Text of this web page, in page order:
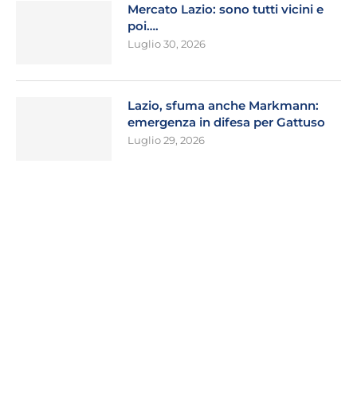
Mercato Lazio: sono tutti vicini e
poi….
Luglio 30, 2026
Lazio, sfuma anche Markmann:
emergenza in difesa per Gattuso
Luglio 29, 2026